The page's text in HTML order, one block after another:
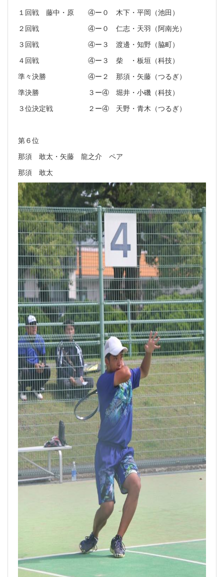
１回戦 藤中・原 ④ー０ 木下・平岡（池田）
２回戦 ④ー０ 仁志・天羽（阿南光）
３回戦 ④ー３ 渡邊・知野（脇町）
４回戦 ④ー３ 柴 ・板垣（科技）
準々決勝 ④ー２ 那須・矢藤（つるぎ）
準決勝 ３ー④ 堀井・小磯（科技）
３位決定戦 ２ー④ 天野・青木（つるぎ）
第６位
那須 敢太・矢藤 龍之介 ペア
那須 敢太